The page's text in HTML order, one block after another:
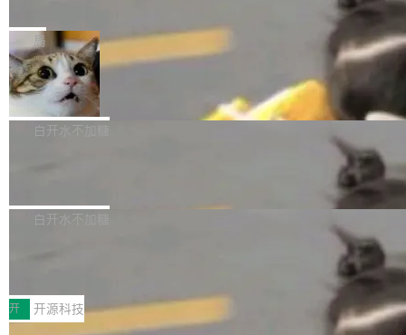
是把这段空隙补上。 回退到任何一次编辑：Delt
aDB 捕获 commit 之间的每一次操作，...
微软同期总资本开支的四成。 与亚马逊、Alpha
bet、微软以及 Meta 等传统科技巨头相比，Spa
ceXAI的资金消耗速度尤为引人瞩目。然而，支
撑庞大支出的资金来源却呈现出截然不同的面
貌。数据显示，微软和 Meta 主要依托充沛的经
一个在终端里运行的编程 agent；Muse Spark
1.2，驱动这个 agent 的新模型。一句话概括：
你可以用 curl -fsSL https://dev.meta.ai/install.
sh | bash 安装一个能在大项目里自动规划、写
代码、验证结果的 AI 终端工具。 据介绍，Muse
个主 agent 循环，外加一组后台 agent。这些后
局
美团开源 LoHoSearch，用知识图谱校
准 AI 能力认知
机器出题的前提，是让机器拥有全局视野。整个
构建流程可以分为四个环节：建图 → 控制难度
白开水不加糖
库，并将作为transport接入Mooncake TENT。
MPComm将作为一种传输引擎接入Mooncake T
ENT，实现零拷贝传输性能提升30%、非零拷贝
白开水不加糖
型案例入选名单》，深信服“面向企业研发场景的
开源 AI 编程平台 CoStrict 应用”凭借卓越的技术
开 开源科技